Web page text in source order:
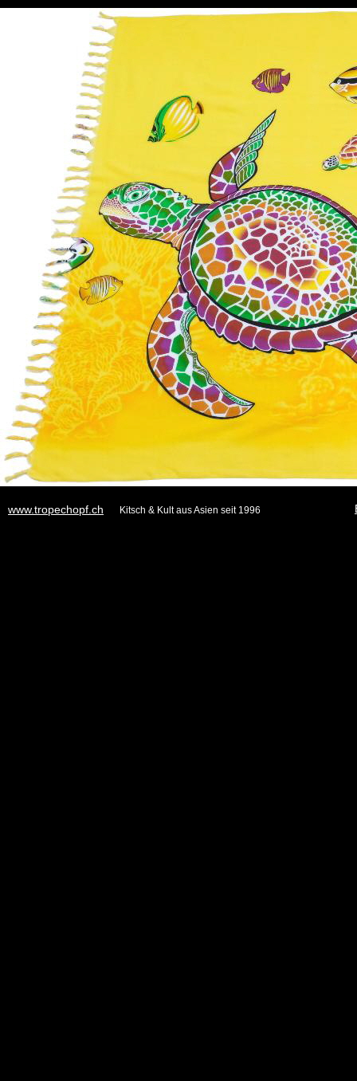
www.tropechopf.ch Kitsch & Kult aus Asien seit 1996